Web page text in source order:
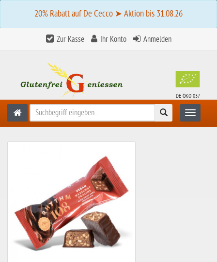
20% Rabatt auf De Cecco ➤ Aktion bis 31.08.26
Zur Kasse Ihr Konto Anmelden
DE-ÖKO-037
Suchen Toggle